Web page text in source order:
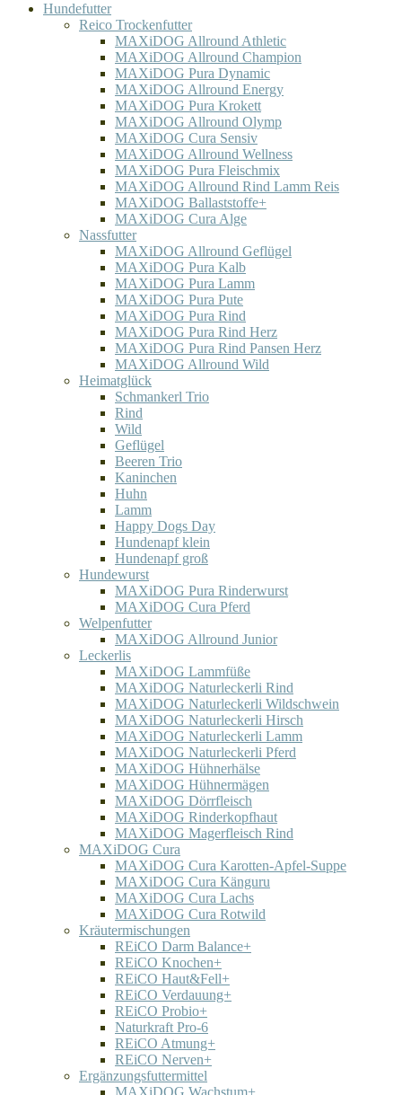
Hundefutter
Reico Trockenfutter
MAXiDOG Allround Athletic
MAXiDOG Allround Champion
MAXiDOG Pura Dynamic
MAXiDOG Allround Energy
MAXiDOG Pura Krokett
MAXiDOG Allround Olymp
MAXiDOG Cura Sensiv
MAXiDOG Allround Wellness
MAXiDOG Pura Fleischmix
MAXiDOG Allround Rind Lamm Reis
MAXiDOG Ballaststoffe+
MAXiDOG Cura Alge
Nassfutter
MAXiDOG Allround Geflügel
MAXiDOG Pura Kalb
MAXiDOG Pura Lamm
MAXiDOG Pura Pute
MAXiDOG Pura Rind
MAXiDOG Pura Rind Herz
MAXiDOG Pura Rind Pansen Herz
MAXiDOG Allround Wild
Heimatglück
Schmankerl Trio
Rind
Wild
Geflügel
Beeren Trio
Kaninchen
Huhn
Lamm
Happy Dogs Day
Hundenapf klein
Hundenapf groß
Hundewurst
MAXiDOG Pura Rinderwurst
MAXiDOG Cura Pferd
Welpenfutter
MAXiDOG Allround Junior
Leckerlis
MAXiDOG Lammfüße
MAXiDOG Naturleckerli Rind
MAXiDOG Naturleckerli Wildschwein
MAXiDOG Naturleckerli Hirsch
MAXiDOG Naturleckerli Lamm
MAXiDOG Naturleckerli Pferd
MAXiDOG Hühnerhälse
MAXiDOG Hühnermägen
MAXiDOG Dörrfleisch
MAXiDOG Rinderkopfhaut
MAXiDOG Magerfleisch Rind
MAXiDOG Cura
MAXiDOG Cura Karotten-Apfel-Suppe
MAXiDOG Cura Känguru
MAXiDOG Cura Lachs
MAXiDOG Cura Rotwild
Kräutermischungen
REiCO Darm Balance+
REiCO Knochen+
REiCO Haut&Fell+
REiCO Verdauung+
REiCO Probio+
Naturkraft Pro-6
REiCO Atmung+
REiCO Nerven+
Ergänzungsfuttermittel
MAXiDOG Wachstum+